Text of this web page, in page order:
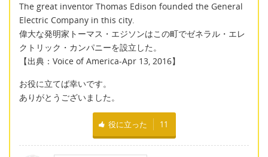
The great inventor Thomas Edison founded the General
Electric Company in this city.
偉大な発明家トーマス・エジソンはこの町でゼネラル・エレ
クトリック・カンパニーを設立した。
【出典：Voice of America-Apr 13, 2016】
お役に立てば幸いです。
ありがとうございました。
役に立った 11